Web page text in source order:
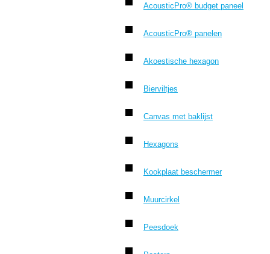
AcousticPro® budget paneel
AcousticPro® panelen
Akoestische hexagon
Bierviltjes
Canvas met baklijst
Hexagons
Kookplaat beschermer
Muurcirkel
Peesdoek